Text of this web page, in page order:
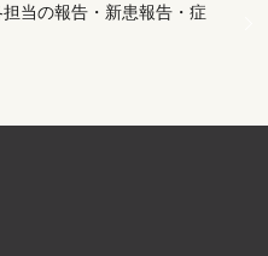
当の報告・新患報告・症